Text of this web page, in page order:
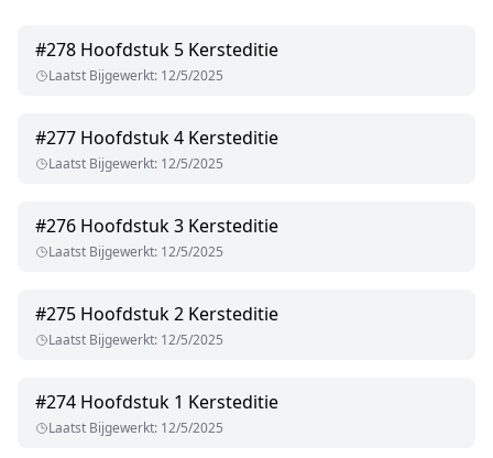
#278 Hoofdstuk 5 Kersteditie
Laatst Bijgewerkt: 12/5/2025
#277 Hoofdstuk 4 Kersteditie
Laatst Bijgewerkt: 12/5/2025
#276 Hoofdstuk 3 Kersteditie
Laatst Bijgewerkt: 12/5/2025
#275 Hoofdstuk 2 Kersteditie
Laatst Bijgewerkt: 12/5/2025
#274 Hoofdstuk 1 Kersteditie
Laatst Bijgewerkt: 12/5/2025